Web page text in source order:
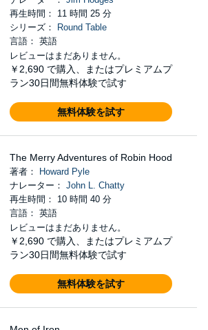
再生時間： 11 時間 25 分
シリーズ：
Round Table
言語： 英語
レビューはまだありません。
￥2,690 で購入、またはプレミアムプ
ラン30日間無料体験で試す
無料体験を試す
The Merry Adventures of Robin Hood
著者：
Howard Pyle
ナレーター： John L. Chatty
再生時間： 10 時間 40 分
言語： 英語
レビューはまだありません。
￥2,690 で購入、またはプレミアムプ
ラン30日間無料体験で試す
無料体験を試す